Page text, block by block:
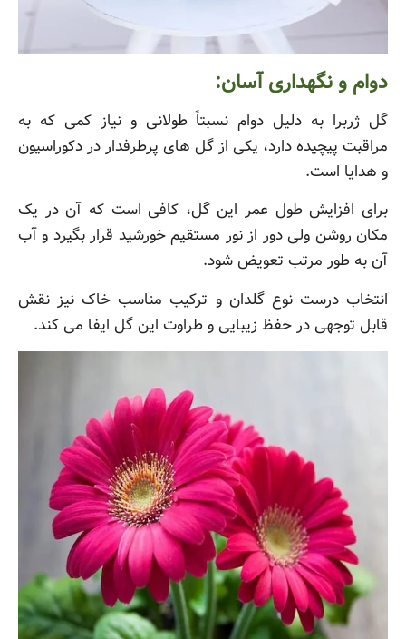
دوام و نگهداری آسان:
گل ژربرا به دلیل دوام نسبتاً طولانی و نیاز کمی که به
مراقبت پیچیده دارد، یکی از گل های پرطرفدار در دکوراسیون
و هدایا است.
برای افزایش طول عمر این گل، کافی است که آن در یک
مکان روشن ولی دور از نور مستقیم خورشید قرار بگیرد و آب
آن به طور مرتب تعویض شود.
انتخاب درست نوع گلدان و ترکیب مناسب خاک نیز نقش
قابل توجهی در حفظ زیبایی و طراوت این گل ایفا می کند.